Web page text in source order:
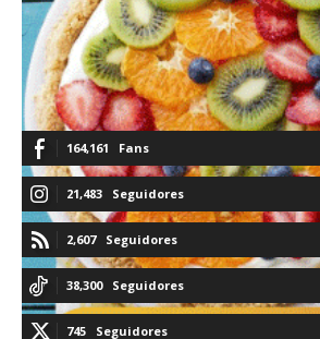
164,161 Fans
21,483 Seguidores
2,607 Seguidores
38,300 Seguidores
745 Seguidores